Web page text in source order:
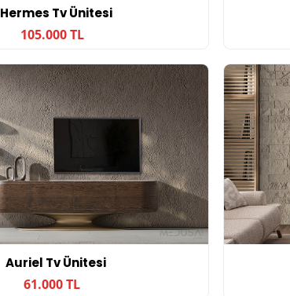
Hermes Tv Ünitesi
105.000 TL
Auriel Tv Ünitesi
61.000 TL